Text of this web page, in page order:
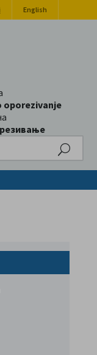
English
oporezivanje